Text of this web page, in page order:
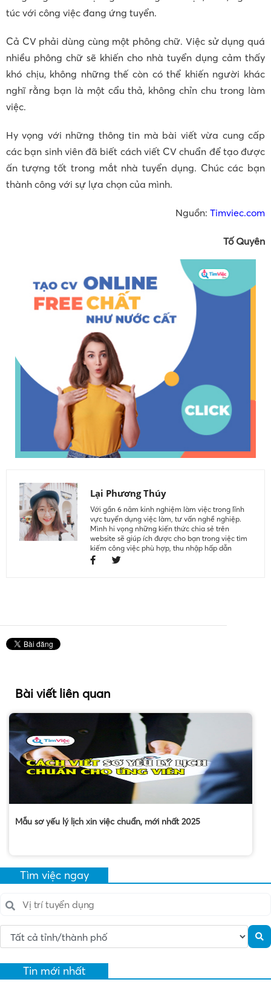
túc với công việc đang ứng tuyển.
Cả CV phải dùng cùng một phông chữ. Việc sử dụng quá
nhiều phông chữ sẽ khiến cho nhà tuyển dụng cảm thấy
khó chịu, không những thế còn có thể khiến người khác
nghĩ rằng bạn là một cẩu thả, không chỉn chu trong làm
việc.
Hy vọng với những thông tin mà bài viết vừa cung cấp
các bạn sinh viên đã biết cách viết CV chuẩn để tạo được
ấn tượng tốt trong mắt nhà tuyển dụng. Chúc các bạn
thành công với sự lựa chọn của mình.
Nguồn: Timviec.com
Tố Quyên
Lại Phương Thúy
Với gần 6 năm kinh nghiệm làm việc trong lĩnh
vực tuyển dụng việc làm, tư vấn nghề nghiệp.
Mình hi vọng những kiến thức chia sẻ trên
website sẽ giúp ích được cho bạn trong việc tìm
kiếm công việc phù hợp, thu nhập hấp dẫn
Bài viết liên quan
Mẫu sơ yếu lý lịch xin việc chuẩn, mới nhất 2025
Tìm việc ngay
Tin mới nhất